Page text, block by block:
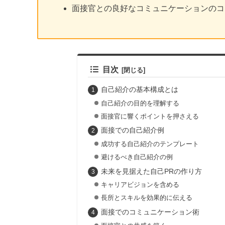
面接官との良好なコミュニケーションの
目次
自己紹介の基本構成とは
自己紹介の目的を理解する
面接官に響くポイントを押さえる
面接での自己紹介例
成功する自己紹介のテンプレート
避けるべき自己紹介の例
未来を見据えた自己PRの作り方
キャリアビジョンを含める
長所とスキルを効果的に伝える
面接でのコミュニケーション術